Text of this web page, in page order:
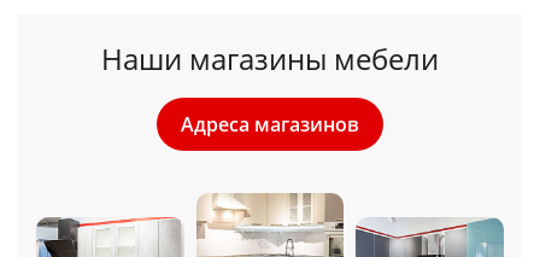
Наши магазины мебели
Адреса магазинов